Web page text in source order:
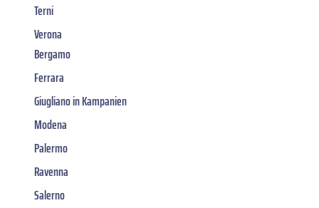
Terni
Verona
Bergamo
Ferrara
Giugliano in Kampanien
Modena
Palermo
Ravenna
Salerno